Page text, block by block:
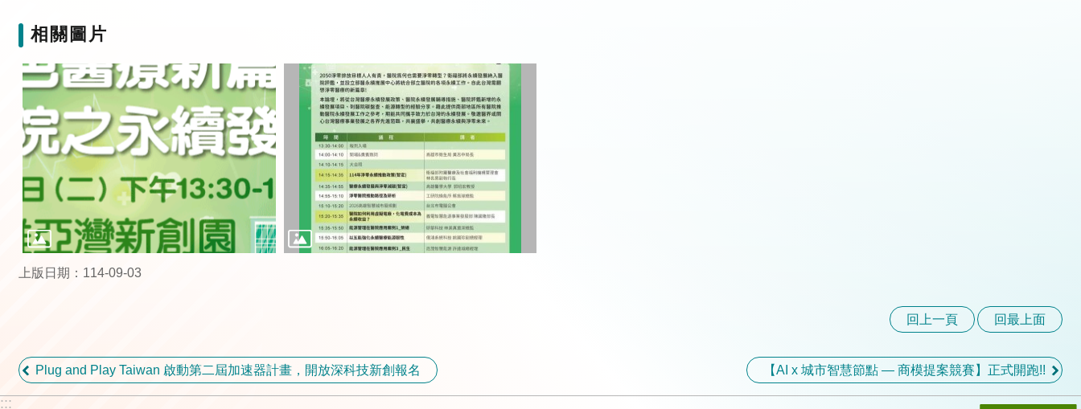
相關圖片
上版日期：114-09-03
回上一頁 回最上面
Plug and Play Taiwan 啟動第二屆加速器計畫，開放深科技新創報名 【AI x 城市智慧節點 — 商模提案競賽】正式開跑!!
:::